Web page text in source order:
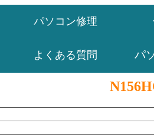
パソコン修理
よくある質問 パ